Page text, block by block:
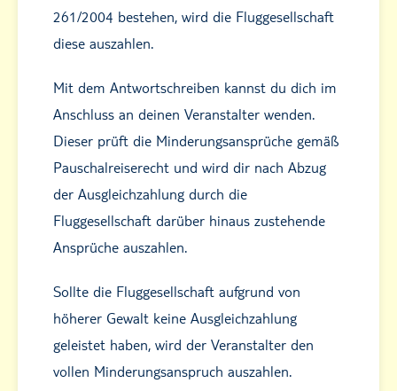
261/2004 bestehen, wird die Fluggesellschaft
diese auszahlen.
Mit dem Antwortschreiben kannst du dich im
Anschluss an deinen Veranstalter wenden.
Dieser prüft die Minderungsansprüche gemäß
Pauschalreiserecht und wird dir nach Abzug
der Ausgleichzahlung durch die
Fluggesellschaft darüber hinaus zustehende
Ansprüche auszahlen.
Sollte die Fluggesellschaft aufgrund von
höherer Gewalt keine Ausgleichzahlung
geleistet haben, wird der Veranstalter den
vollen Minderungsanspruch auszahlen.